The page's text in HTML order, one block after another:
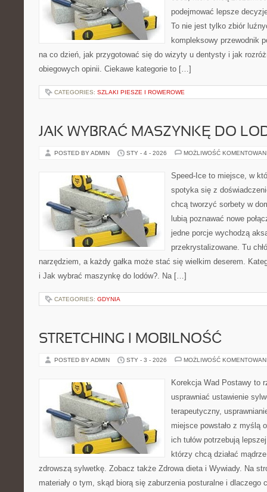
podejmować lepsze
To nie jest tylko zbiór
kompleksowy przewodnik
na co dzień, jak przygotować się do wizyty u dentysty i jak
obiegowych opinii. Ciekawe kategorie to […]
CATEGORIES: SZLAKI PIESZE I ROWEROWE
JAK WYBRAĆ MASZYNKĘ DO
POSTED BY ADMIN STY - 4 - 2026 MOŻLIWOŚĆ
Speed-Ice to miejsce, w
spotyka się z
chcą tworzyć sorbety w
lubią poznawać nowe
jedne porcje wychodzą
przekrystalizowane. Tu
narzędziem, a każdy gałka może stać się wielkim deserem.
i Jak wybrać maszynkę do lodów?. Na […]
CATEGORIES: GDYNIA
STRETCHING I MOBILNOŚĆ
POSTED BY ADMIN STY - 3 - 2026 MOŻLIWOŚĆ
Korekcja Wad Postawy to
usprawniać ustawienie
terapeutyczny,
miejsce powstało z myślą
ich tułów potrzebują
którzy chcą działać
zdrowszą sylwetkę. Zobacz także Zdrowa dieta i Wywiady. Na
materiały o tym, skąd biorą się zaburzenia posturalne i dlaczego